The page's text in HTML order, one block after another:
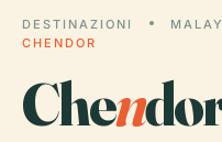
DESTINAZIONI
CHENDOR
Chen